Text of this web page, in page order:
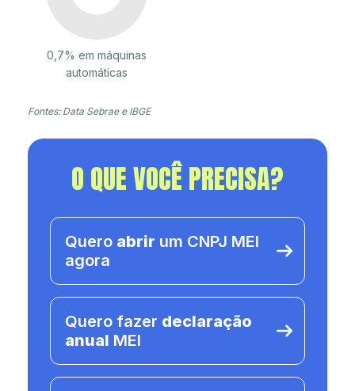
0,7% em máquinas
automáticas
Fontes: Data Sebrae e IBGE
O QUE VOCÊ PRECISA?
Quero abrir um CNPJ MEI
agora
Quero fazer declaração
anual MEI